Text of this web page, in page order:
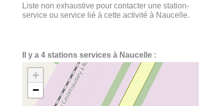
Liste non exhaustive pour contacter une station-
service ou service lié à cette activité à Naucelle.
Il y a 4 stations services à Naucelle :
+
−